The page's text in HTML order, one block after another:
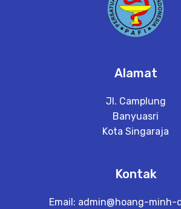
Alamat
Jl. Camplung
Banyuasri
Kota Singaraja
Kontak
Email: admin@hoang-minh-